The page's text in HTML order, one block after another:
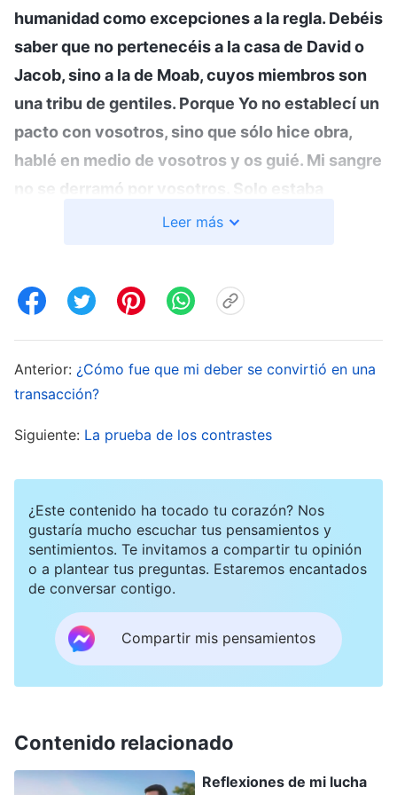
humanidad como excepciones a la regla. Debéis
saber que no pertenecéis a la casa de David o
Jacob, sino a la de Moab, cuyos miembros son
una tribu de gentiles. Porque Yo no establecí un
pacto con vosotros, sino que sólo hice obra,
hablé en medio de vosotros y os guié. Mi sangre
no se derramó por vosotros. Solo estaba
llevando a cabo Mi obra entre vosotros, por el
y la identidad del hombre). Estaba tan sorprendida.
de Moab? ¿Es verdad? Moab fue engendrado
por Lot y su hija. Fue producto del libertinaje, no
sus descendientes? En mi fe en el Señor, solían
éramos de la casa de Jacob. Entonces, ¿por qué
Dios diría que somos descendientes de Moab?”.
Realmente no podía aceptar esto, pero luego
pensé: “Todas las palabras de Dios son
y Él solo revela hechos. ¡No puede estar
incorrecto! ¿Por qué soy descendiente de Moab,
y por qué nací en China?”. Pensé que como
para la obra de Dios de juicio y purificación en
los últimos días, y era alguien que se convertiría
Leer más
Anterior: ¿Cómo fue que mi deber se convirtió en una
transacción?
Siguiente: La prueba de los contrastes
¿Este contenido ha tocado tu corazón? Nos
gustaría mucho escuchar tus pensamientos y
sentimientos. Te invitamos a compartir tu opinión
o a plantear tus preguntas. Estaremos encantados
de conversar contigo.
Compartir mis pensamientos
Contenido relacionado
Reflexiones de mi lucha